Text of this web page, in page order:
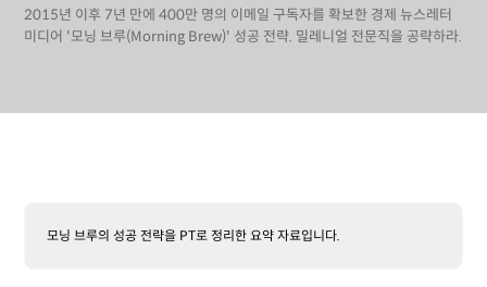
2015년 이후 7년 만에 400만 명의 이메일 구독자를 확보한 경제 뉴스레터
미디어 '모닝 브루(Morning Brew)' 성공 전략. 밀레니얼 전문직을 공략하라.
모닝 브루의 성공 전략을 PT로 정리한 요약 자료입니다.